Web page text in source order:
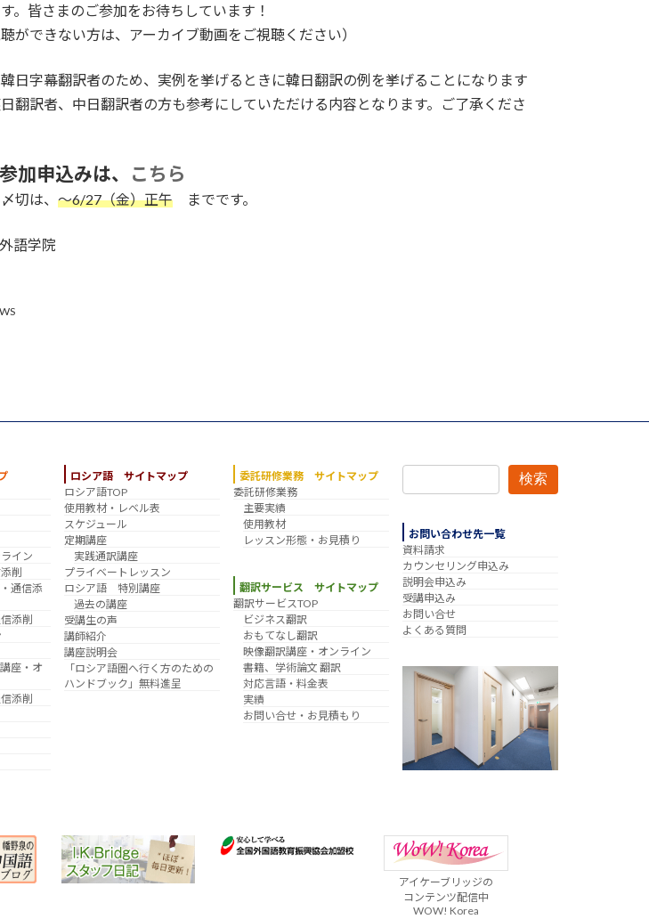
。皆さまのご参加をお待ちしています！
ができない方は、アーカイブ動画をご視聴ください）
韓日字幕翻訳者のため、実例を挙げるときに韓日翻訳の例を挙げることになります
翻訳者、中日翻訳者の方も参考にしていただける内容となります。ご了承くださ
加申込みは、 こちら
切は、 ～6/27（金）正午までです。
語学院
イン
削
通信添
添削
座・オ
添削
ロシア語 サイトマップ
ロシア語TOP
使用教材・レベル表
スケジュール
定期講座
実践通訳講座
プライベートレッスン
ロシア語 特別講座
過去の講座
受講生の声
講師紹介
講座説明会
「ロシア語圏へ行く方のための
ハンドブック」無料進呈
委託研修業務 サイトマップ
委託研修業務
主要実績
使用教材
レッスン形態・お見積り
翻訳サービス サイトマップ
翻訳サービスTOP
ビジネス翻訳
おもてなし翻訳
映像翻訳講座・オンライン
書籍、学術論文 翻訳
対応言語・料金表
実績
お問い合せ・お見積もり
検索
お問い合わせ先一覧
資料請求
カウンセリング申込み
説明会申込み
受講申込み
お問い合せ
よくある質問
アイケーブリッジの
コンテンツ配信中
WOW! Korea